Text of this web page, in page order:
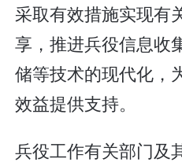
采取有效措施实现有
享，推进兵役信息收
储等技术的现代化，
效益提供支持。
兵役工作有关部门及